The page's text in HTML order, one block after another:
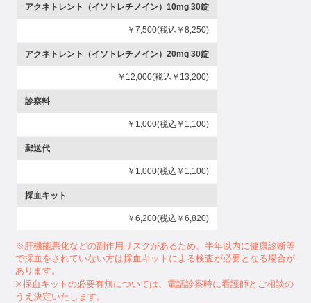
アクネトレント（イソトレチノイン）10mg 30錠
￥7,500(税込￥8,250)
アクネトレント（イソトレチノイン）20mg 30錠
￥12,000(税込￥13,200)
診察料
￥1,000(税込￥1,100)
郵送代
￥1,000(税込￥1,100)
採血キット
￥6,200(税込￥6,820)
※肝機能悪化などの副作用リスクがあるため、半年以内に健康診断等
で採血をされていない方は採血キットによる検査が必要となる場合が
あります。
※採血キットの必要有無については、電話診察時に看護師とご相談の
うえ決定いたします。